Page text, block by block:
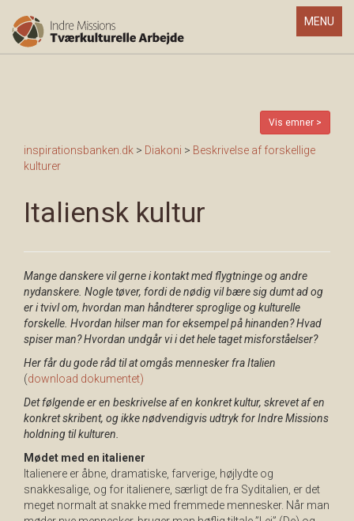
Toggle
MENU
Vis emner >
inspirationsbanken.dk > Diakoni > Beskrivelse af forskellige
kulturer
Italiensk kultur
Mange danskere vil gerne i kontakt med flygtninge og andre
nydanskere. Nogle tøver, fordi de nødig vil bære sig dumt ad og
er i tvivl om, hvordan man håndterer sproglige og kulturelle
forskelle. Hvordan hilser man for eksempel på hinanden? Hvad
spiser man? Hvordan undgår vi i det hele taget misforståelser?
Her får du gode råd til at omgås mennesker fra Italien
(download dokumentet)
Det følgende er en beskrivelse af en konkret kultur, skrevet af en
konkret skribent, og ikke nødvendigvis udtryk for Indre Missions
holdning til kulturen.
Mødet med en italiener
Italienere er åbne, dramatiske, farverige, højlydte og
snakkesalige, og for italienere, særligt de fra Syditalien, er det
meget normalt at snakke med fremmede mennesker. Når man